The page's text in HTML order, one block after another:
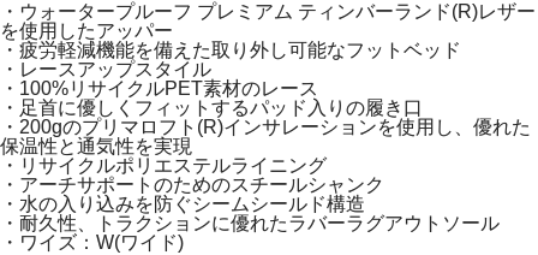
・ウォータープルーフ プレミアム ティンバーランド(R)レザー
を使用したアッパー
・疲労軽減機能を備えた取り外し可能なフットベッド
・レースアップスタイル
・100%リサイクルPET素材のレース
・足首に優しくフィットするパッド入りの履き口
・200gのプリマロフト(R)インサレーションを使用し、優れた
保温性と通気性を実現
・リサイクルポリエステルライニング
・アーチサポートのためのスチールシャンク
・水の入り込みを防ぐシームシールド構造
・耐久性、トラクションに優れたラバーラグアウトソール
・ワイズ：W(ワイド)